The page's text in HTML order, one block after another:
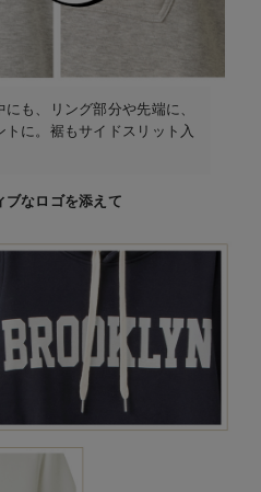
も、リング部分や先端に、
トに。裾もサイドスリット入
ブなロゴを添えて